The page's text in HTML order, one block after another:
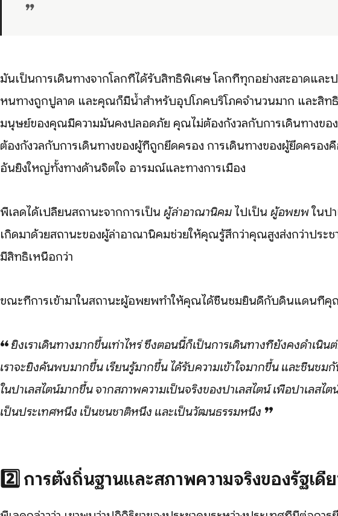
❞
มันเป็นการเดินทางจากโลกที่ได้รับสิทธิพิเศษ โลกที่ทุกอย่างสะอาดแล
หนทางถูกปูลาด และคุณก็มีน้ำสำหรับอุปโภคบริโภคจำนวนมาก และสิท
มนุษย์ของคุณมีความมั่นคงปลอดภัย คุณไม่ต้องกังวลกับการเดินทางขอ
ต้องกังวลกับการเดินทางของผู้ที่ถูกยึดครอง การเดินทางของผู้ยึดครองคื
อันยิ่งใหญ่ทั้งทางด้านจิตใจ อารมณ์และทางการเมือง
พีเลดได้เปลี่ยนสถานะจากการเป็น ผู้ล่าอาณานิคม ไปเป็น ผู้อพยพในป
เกิดมาด้วยสถานะของผู้ล่าอาณานิคมช่วยให้คุณรู้สึกว่าคุณสูงส่งกว่าประช
มีสิทธิเหนือกว่า
ขณะที่การเข้ามาในสถานะผู้อพยพทำให้คุณได้ชื่นชมยินดีกับดินแดนที่คุ
❝ ยิ่งเราเดินทางมากขึ้นเท่าไหร่ ซึ่งตอนนี้ก็เป็นการเดินทางที่ยังคงดำเนิน
เราจะยิ่งค้นพบมากขึ้น เรียนรู้มากขึ้น ได้รับความเข้าใจมากขึ้น และชื่นช
ในปาเลสไตน์มากขึ้น จากสภาพความเป็นจริงของปาเลสไตน์ เพื่อปาเลสไต
เป็นประเทศหนึ่ง เป็นชนชาติหนึ่ง และเป็นวัฒนธรรมหนึ่ง ❞
2️⃣ การตั้งถิ่นฐานและสภาพความจริงของรัฐเดี